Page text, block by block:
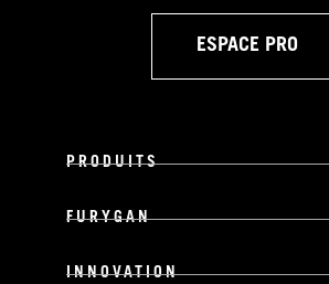
ESPACE PRO
PRODUITS
FURYGAN
INNOVATION